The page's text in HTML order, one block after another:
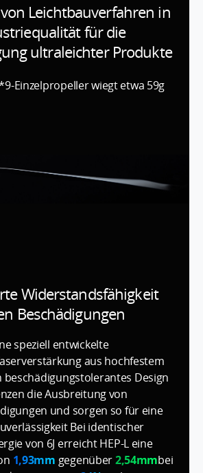
Leichtbauverfahren in
für die
ultraleichter Produkte
Einzelpropeller wiegt etwa 59g
Widerstandsfähigkeit
Beschädigungen
speziell entwickelte
aus hochfestem
beschädigungstolerantes Design
die Ausbreitung von
und sorgen so für eine
Bei identischer
von 6J erreicht HEP-L eine
1,93mm gegenüber2,54mmbei